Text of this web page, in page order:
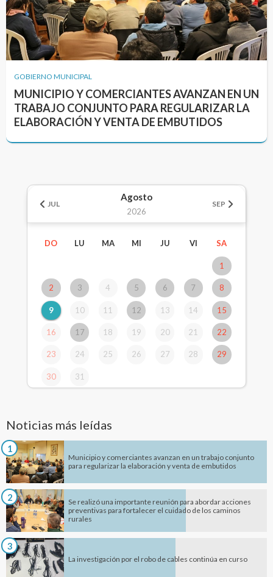
GOBIERNO MUNICIPAL
MUNICIPIO Y COMERCIANTES AVANZAN EN UN
TRABAJO CONJUNTO PARA REGULARIZAR LA
ELABORACIÓN Y VENTA DE EMBUTIDOS
JUL
Agosto
2026
SEP
DO LU MA MI JU VI SA
1
2 3 4 5 6 7 8
9 10 11 12 13 14 15
16 17 18 19 20 21 22
23 24 25 26 27 28 29
30 31
Noticias más leídas
1
Municipio y comerciantes avanzan en un trabajo conjunto
para regularizar la elaboración y venta de embutidos
2
Se realizó una importante reunión para abordar acciones
preventivas para fortalecer el cuidado de los caminos
rurales
3
La investigación por el robo de cables continúa en curso